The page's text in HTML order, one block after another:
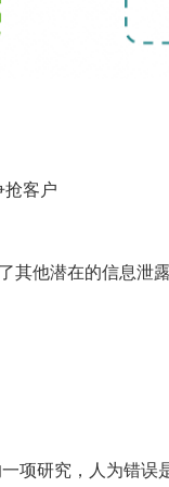
抢客户
其他潜在的信息泄露
项研究，人为错误